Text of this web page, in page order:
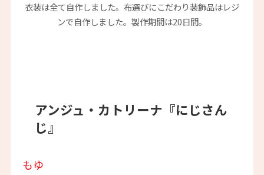
衣装は全て自作しました。布選びにこだわり装飾品はレジ
ンで自作しました。製作期間は20日間。
アンジュ・カトリーナ『にじさん
じ』
もゆ